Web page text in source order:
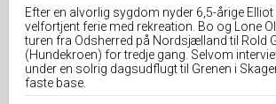
Efter en alvorlig sygdom nyder 6,5-årige Elliot
velfortjent ferie med rekreation. Bo og Lone
turen fra Odsherred på Nordsjælland til Rold
(Hundekroen) for tredje gang. Selvom
under en solrig dagsudflugt til Grenen i
faste base.